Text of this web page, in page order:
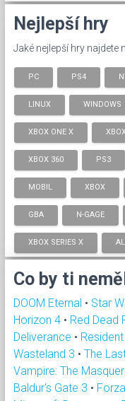
Nejlepší hry
Jaké nejlepší hry
PC PS4
LINUX WINDOWS
XBOX ONE X
XBOX 360 PS3
MOBIL XBOX
GBA N-GAGE
XBOX SERIES X
Co by ti
DOOM Eternal • Star
Horizon 4 • Red Dead
Deliverance •
Wasteland 3 • The
Vampire: The
Baldur's Gate 3 •